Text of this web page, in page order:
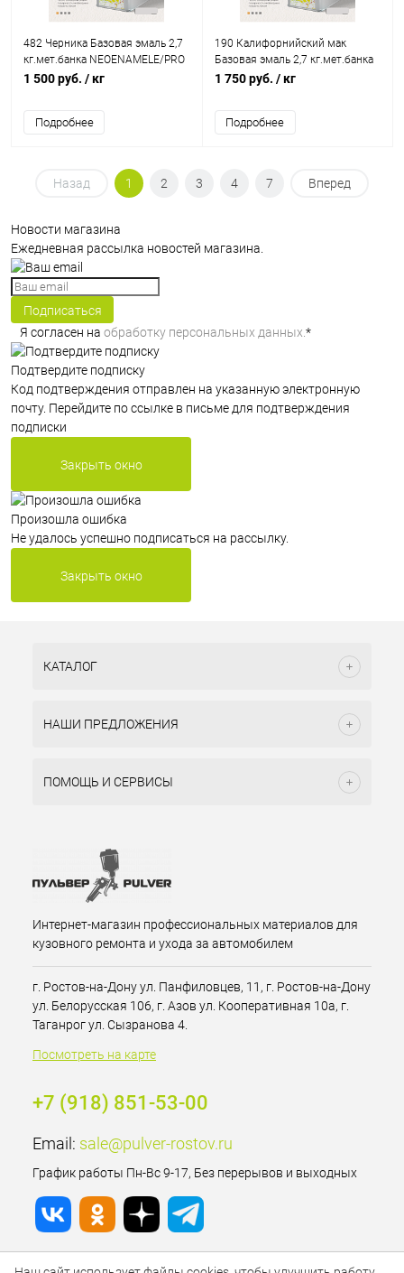
482 Черника Базовая эмаль 2,7
кг.мет.банка NEOENAMELE/PRO
Краски
1 500 руб. / кг
Подробнее
190 Калифорнийский мак
Базовая эмаль 2,7 кг.мет.банка
PRO Краски/NEOENAMELE
1 750 руб. / кг
Подробнее
Назад 1 2 3 4 7 Вперед
Новости магазина
Ежедневная рассылка новостей магазина.
Подписаться
Я согласен на обработку персональных данных. *
Подтвердите подписку
Код подтверждения отправлен на указанную электронную
почту. Перейдите по ссылке в письме для подтверждения
подписки
Закрыть окно
Произошла ошибка
Не удалось успешно подписаться на рассылку.
Закрыть окно
КАТАЛОГ
НАШИ ПРЕДЛОЖЕНИЯ
ПОМОЩЬ И СЕРВИСЫ
Интернет-магазин профессиональных материалов для
кузовного ремонта и ухода за автомобилем
г. Ростов-на-Дону ул. Панфиловцев, 11, г. Ростов-на-Дону
ул. Белорусская 106, г. Азов ул. Кооперативная 10а, г.
Таганрог ул. Сызранова 4.
Посмотреть на карте
+7 (918) 851-53-00
Email: sale@pulver-rostov.ru
График работы Пн-Вс 9-17, Без перерывов и выходных